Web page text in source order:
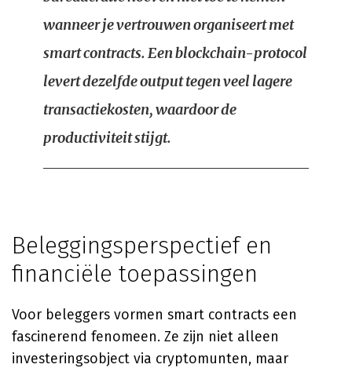
wanneer je vertrouwen organiseert met
smart contracts. Een blockchain-protocol
levert dezelfde output tegen veel lagere
transactiekosten, waardoor de
productiviteit stijgt.
Beleggingsperspectief en
financiële toepassingen
Voor beleggers vormen smart contracts een
fascinerend fenomeen. Ze zijn niet alleen
investeringsobject via cryptomunten, maar